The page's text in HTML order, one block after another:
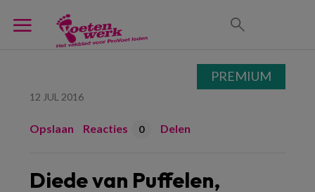
12 JUL 2016
Opslaan Reacties 0 Delen
Diede van Puffelen,
PREMIUM